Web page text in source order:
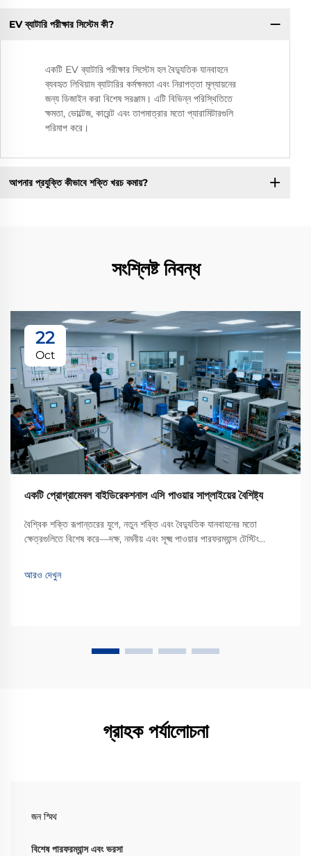
EV ব্যাটারি পরীক্ষার সিস্টেম কী?
একটি EV ব্যাটারি পরীক্ষার সিস্টেম হল বৈদ্যুতিক যানবাহনে
ব্যবহৃত লিথিয়াম ব্যাটারির কর্মক্ষমতা এবং নিরাপত্তা মূল্যায়নের
জন্য ডিজাইন করা বিশেষ সরঞ্জাম। এটি বিভিন্ন পরিস্থিতিতে
ক্ষমতা, ভোল্টেজ, কারেন্ট এবং তাপমাত্রার মতো প্যারামিটারগুলি
পরিমাপ করে।
আপনার প্রযুক্তি কীভাবে শক্তি খরচ কমায়?
সংশ্লিষ্ট নিবন্ধ
22
Oct
একটি প্রোগ্রামেবল বাইডিরেকশনাল এসি পাওয়ার সাপ্লাইয়ের বৈশিষ্ট্য
বৈশ্বিক শক্তি রূপান্তরের যুগে, নতুন শক্তি এবং বৈদ্যুতিক যানবাহনের মতো
ক্ষেত্রগুলিতে বিশেষ করে—দক্ষ, নমনীয় এবং সূক্ষ্ম পাওয়ার পারফরম্যান্স টেস্টিং
আরও দেখুন
গ্রাহক পর্যালোচনা
জন স্মিথ
বিশেষ পারফরম্যান্স এবং ভরসা